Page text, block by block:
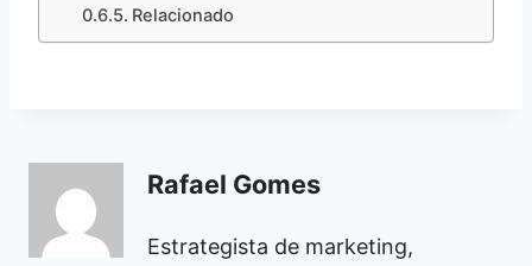
Relacionado
Rafael Gomes
Estrategista de marketing,